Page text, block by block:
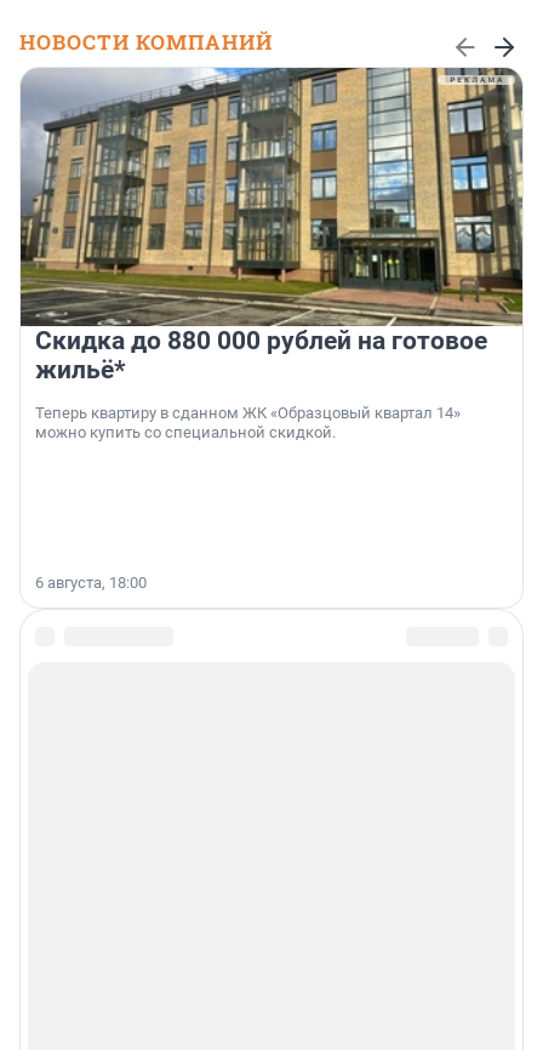
НОВОСТИ КОМПАНИЙ
Скидка до 880 000 рублей на готовое
жильё*
Теперь квартиру в сданном ЖК «Образцовый квартал 14»
можно купить со специальной скидкой.
6 августа, 18:00